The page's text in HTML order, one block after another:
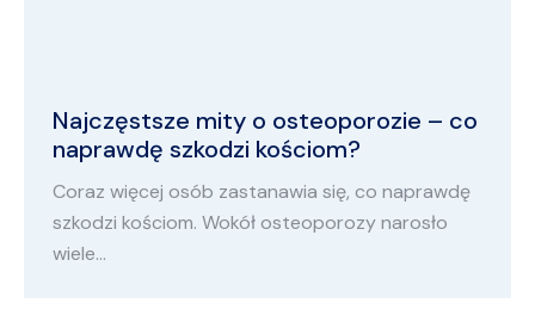
Najczęstsze mity o osteoporozie – co
naprawdę szkodzi kościom?
Coraz więcej osób zastanawia się, co naprawdę
szkodzi kościom. Wokół osteoporozy narosło
wiele…